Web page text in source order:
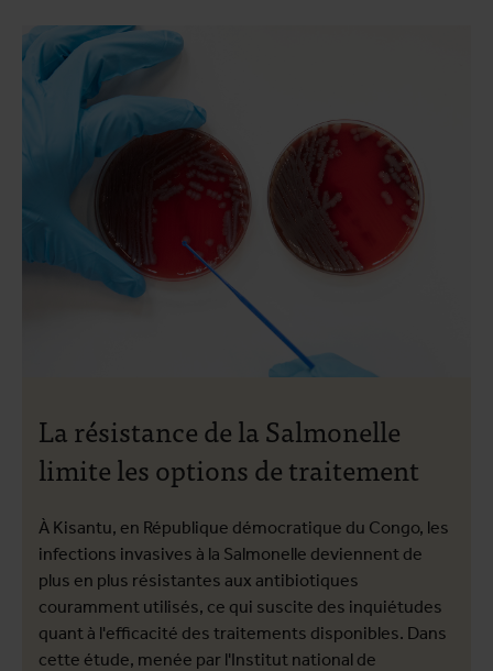
La résistance de la Salmonelle
limite les options de traitement
À Kisantu, en République démocratique du Congo, les
infections invasives à la Salmonelle deviennent de
plus en plus résistantes aux antibiotiques
couramment utilisés, ce qui suscite des inquiétudes
quant à l'efficacité des traitements disponibles. Dans
cette étude, menée par l'Institut national de